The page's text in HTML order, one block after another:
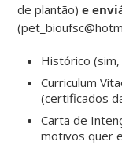
de plantão) e
Histórico
Curriculum
(certificados
Carta de
motivos quer